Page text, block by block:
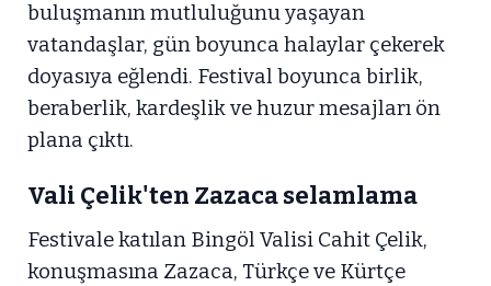
buluşmanın mutluluğunu yaşayan
vatandaşlar, gün boyunca halaylar çekerek
doyasıya eğlendi. Festival boyunca birlik,
beraberlik, kardeşlik ve huzur mesajları ön
plana çıktı.
Vali Çelik'ten Zazaca selamlama
Festivale katılan Bingöl Valisi Cahit Çelik,
konuşmasına Zazaca, Türkçe ve Kürtçe